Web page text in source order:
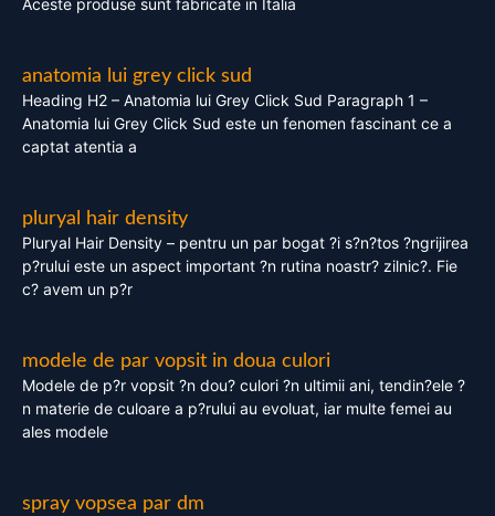
Aceste produse sunt fabricate in Italia
anatomia lui grey click sud
Heading H2 – Anatomia lui Grey Click Sud Paragraph 1 –
Anatomia lui Grey Click Sud este un fenomen fascinant ce a
captat atentia a
pluryal hair density
Pluryal Hair Density – pentru un par bogat ?i s?n?tos ?ngrijirea
p?rului este un aspect important ?n rutina noastr? zilnic?. Fie
c? avem un p?r
modele de par vopsit in doua culori
Modele de p?r vopsit ?n dou? culori ?n ultimii ani, tendin?ele ?
n materie de culoare a p?rului au evoluat, iar multe femei au
ales modele
spray vopsea par dm